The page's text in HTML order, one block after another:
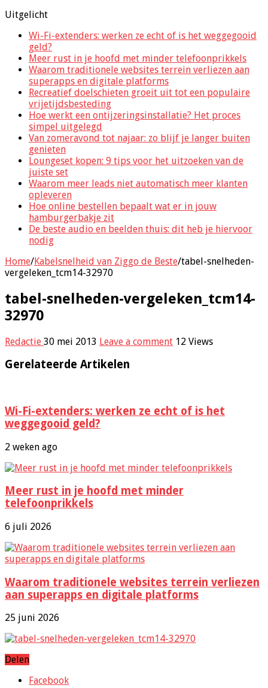
Uitgelicht
Wi-Fi-extenders: werken ze echt of is het weggegooid
geld?
Meer rust in je hoofd met minder telefoonprikkels
Waarom traditionele websites terrein verliezen aan
superapps en digitale platforms
Recreatief doelschieten groeit uit tot een populaire
vrijetijdsbesteding
Hoe werkt een ontijzeringsinstallatie? Het proces
simpel uitgelegd
Van zomeravond tot najaar: zo blijf je langer buiten
genieten
Loungeset kopen: 9 tips voor het uitzoeken van de
juiste set
Waarom meer leads niet automatisch meer klanten
opleveren
Hoe online bestellen bepaalt wat er in jouw
hamburgerbakje zit
De beste audio en beelden thuis: dit heb je hiervoor
nodig
Home/Kabelsnelheid van Ziggo de Beste/tabel-snelheden-
vergeleken_tcm14-32970
tabel-snelheden-vergeleken_tcm14-
32970
Redactie 30 mei 2013 Leave a comment 12 Views
Gerelateerde Artikelen
Wi-Fi-extenders: werken ze echt of is het
weggegooid geld?
2 weken ago
Meer rust in je hoofd met minder
telefoonprikkels
6 juli 2026
Waarom traditionele websites terrein verliezen
aan superapps en digitale platforms
25 juni 2026
Delen
Facebook